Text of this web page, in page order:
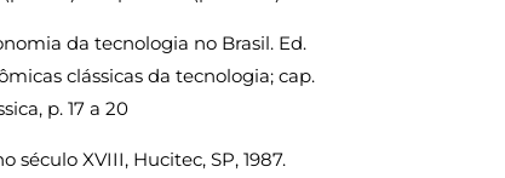
da tecnologia no Brasil. Ed.
clássicas da tecnologia; cap.
p. 17 a 20
século XVIII, Hucitec, SP, 1987.